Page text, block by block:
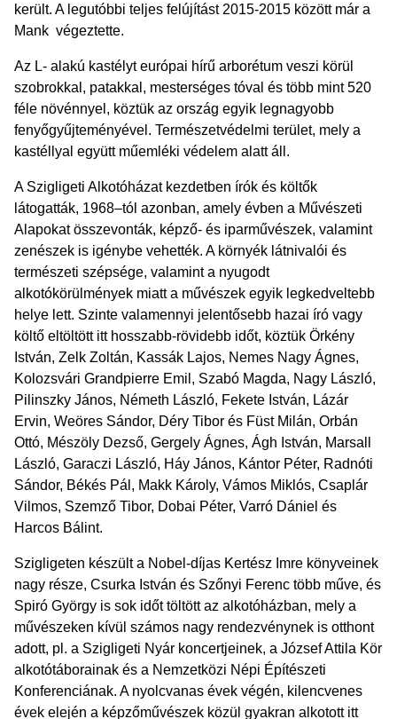
került. A legutóbbi teljes felújítást 2015-2015 között már a
Mank végeztette.
Az L- alakú kastélyt európai hírű arborétum veszi körül
szobrokkal, patakkal, mesterséges tóval és több mint 520
féle növénnyel, köztük az ország egyik legnagyobb
fenyőgyűjteményével. Természetvédelmi terület, mely a
kastéllyal együtt műemléki védelem alatt áll.
A Szigligeti Alkotóházat kezdetben írók és költők
látogatták, 1968–tól azonban, amely évben a Művészeti
Alapokat összevonták, képző- és iparművészek, valamint
zenészek is igénybe vehették. A környék látnivalói és
természeti szépsége, valamint a nyugodt
alkotókörülmények miatt a művészek egyik legkedveltebb
helye lett. Szinte valamennyi jelentősebb hazai író vagy
költő eltöltött itt hosszabb-rövidebb időt, köztük Örkény
István, Zelk Zoltán, Kassák Lajos, Nemes Nagy Ágnes,
Kolozsvári Grandpierre Emil, Szabó Magda, Nagy László,
Pilinszky János, Németh László, Fekete István, Lázár
Ervin, Weöres Sándor, Déry Tibor és Füst Milán, Orbán
Ottó, Mészöly Dezső, Gergely Ágnes, Ágh István, Marsall
László, Garaczi László, Háy János, Kántor Péter, Radnóti
Sándor, Békés Pál, Makk Károly, Vámos Miklós, Csaplár
Vilmos, Szemző Tibor, Dobai Péter, Varró Dániel és
Harcos Bálint.
Szigligeten készült a Nobel-díjas Kertész Imre könyveinek
nagy része, Csurka István és Szőnyi Ferenc több műve, és
Spiró György is sok időt töltött az alkotóházban, mely a
művészeken kívül számos nagy rendezvénynek is otthont
adott, pl. a Szigligeti Nyár koncertjeinek, a József Attila Kör
alkotótáborainak és a Nemzetközi Népi Építészeti
Konferenciának. A nyolcvanas évek végén, kilencvenes
évek elején a képzőművészek közül gyakran alkotott itt